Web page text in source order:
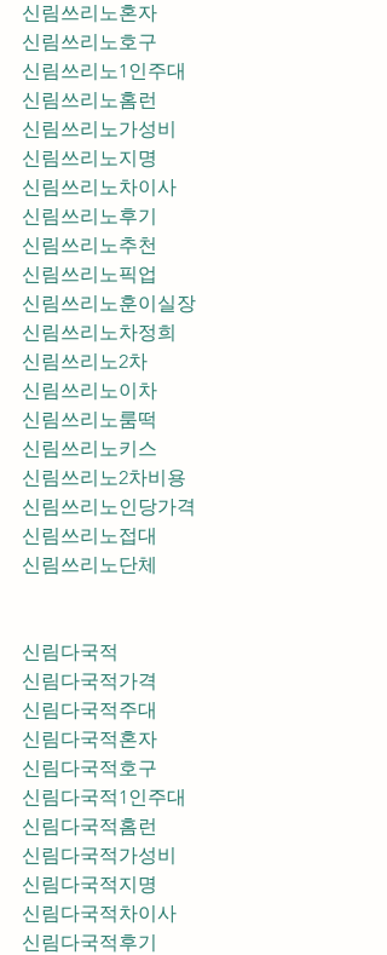
신림쓰리노혼자
신림쓰리노호구
신림쓰리노1인주대
신림쓰리노홈런
신림쓰리노가성비
신림쓰리노지명
신림쓰리노차이사
신림쓰리노후기
신림쓰리노추천
신림쓰리노훈이실장
신림쓰리노차정희
신림쓰리노2차
신림쓰리노이차
신림쓰리노룸떡
신림쓰리노키스
신림쓰리노2차비용
신림쓰리노인당가격
신림쓰리노접대
신림쓰리노단체
신림다국적
신림다국적가격
신림다국적주대
신림다국적혼자
신림다국적호구
신림다국적1인주대
신림다국적홈런
신림다국적가성비
신림다국적지명
신림다국적차이사
신림다국적후기